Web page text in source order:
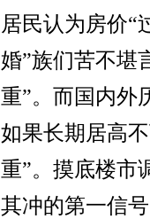
居民认为房价“
婚”族们苦不堪
重”。而国内外
如果长期居高
重”。摸底楼市
其冲的第一信号